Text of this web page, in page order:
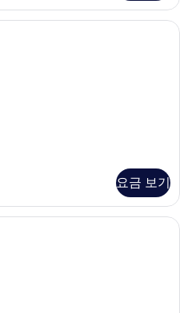
디럭스룸 (조식 2인 포함) | 책상, 방음
요금 보기
게임전용 객실 (조식 2인 포함) | 책상,